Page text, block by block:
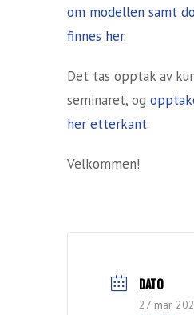
om modellen samt
finnes her.
Det tas opptak av
seminaret, og
her etterkant.
Velkommen!
DATO
27 mar